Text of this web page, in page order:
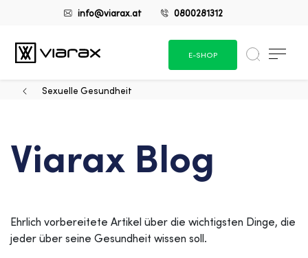
info@viarax.at 0800281312
E-SHOP
Sexuelle Gesundheit
Viarax Blog
Ehrlich vorbereitete Artikel über die wichtigsten Dinge, die
jeder über seine Gesundheit wissen soll.